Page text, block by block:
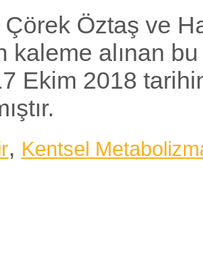
Öztaş ve
kaleme alınan bu
Ekim 2018
, Kentsel